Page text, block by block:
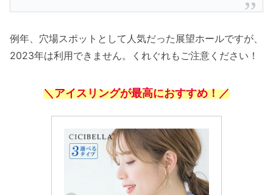
例年、穴場スポットとして人気だった展望ホールですが、
2023年は利用できません。くれぐれもご注意ください！
＼アイスリングが最高におすすめ！／